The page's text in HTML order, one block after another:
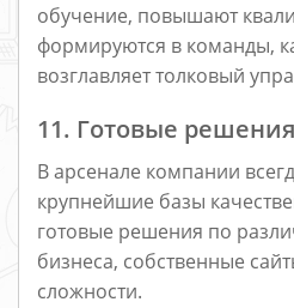
обучение, повышают
формируются в команды,
возглавляет толковый
11. Готовые
В арсенале компании
крупнейшие базы
готовые решения по
бизнеса, собственные
сложности.